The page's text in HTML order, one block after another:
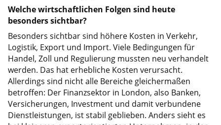
Welche wirtschaftlichen Folgen sind heute
besonders sichtbar?
Besonders sichtbar sind höhere Kosten in Verkehr,
Logistik, Export und Import. Viele Bedingungen für
Handel, Zoll und Regulierung mussten neu verhandelt
werden. Das hat erhebliche Kosten verursacht.
Allerdings sind nicht alle Bereiche gleichermaßen
betroffen: Der Finanzsektor in London, also Banken,
Versicherungen, Investment und damit verbundene
Dienstleistungen, ist stabil geblieben. Anders sieht es